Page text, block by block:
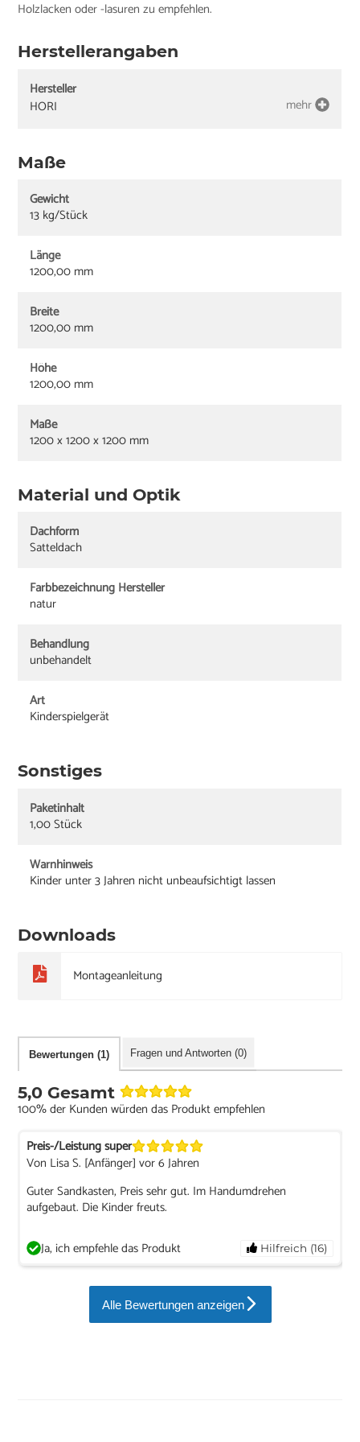
Holzlacken oder -lasuren zu empfehlen.
Herstellerangaben
Hersteller
HORI
mehr
Maße
Gewicht
13 kg/Stück
Länge
1200,00 mm
Breite
1200,00 mm
Höhe
1200,00 mm
Maße
1200 x 1200 x 1200 mm
Material und Optik
Dachform
Satteldach
Farbbezeichnung Hersteller
natur
Behandlung
unbehandelt
Art
Kinderspielgerät
Sonstiges
Paketinhalt
1,00 Stück
Warnhinweis
Kinder unter 3 Jahren nicht unbeaufsichtigt lassen
Downloads
Montageanleitung
Bewertungen (1) Fragen und Antworten (0)
5,0 Gesamt
100% der Kunden würden das Produkt empfehlen
Preis-/Leistung super
Von Lisa S. [Anfänger] vor 6 Jahren
Guter Sandkasten, Preis sehr gut. Im Handumdrehen
aufgebaut. Die Kinder freuts.
Ja, ich empfehle das Produkt Hilfreich (16)
Alle Bewertungen anzeigen